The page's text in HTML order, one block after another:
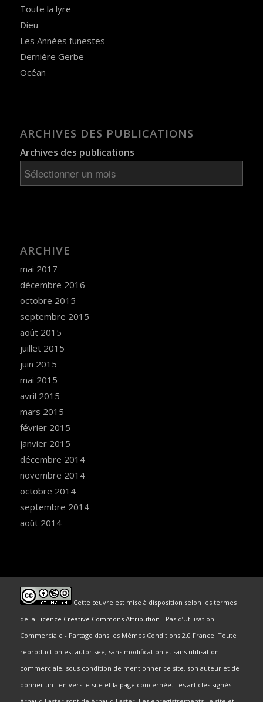
Toute la lyre
Dieu
Les Années funestes
Dernière Gerbe
Océan
ARCHIVES DES PUBLICATIONS
Archives des publications
ARCHIVE
mai 2017
décembre 2016
octobre 2015
septembre 2015
août 2015
juillet 2015
juin 2015
mai 2015
avril 2015
mars 2015
février 2015
janvier 2015
décembre 2014
novembre 2014
octobre 2014
septembre 2014
août 2014
Cette œuvre est mise à disposition selon les termes
de la Licence Creative Commons Attribution - Pas d’Utilisation
Commerciale - Partage dans les Mêmes Conditions 2.0 France. Toute
reproduction est autorisée, sans modification et sans utilisation
commerciale, sous condition de mentionner ce site, son auteur et de
donner un lien vers le site et la page concernée. Les articles signés